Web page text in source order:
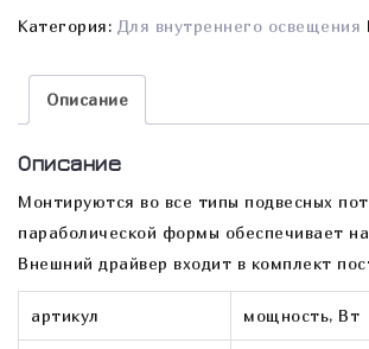
Категория: Для внутреннего освещения
Описание
Описание
Монтируются во все типы подвесных
параболической формы обеспечивает
Внешний драйвер входит в комплект
артикул мощность, Вт